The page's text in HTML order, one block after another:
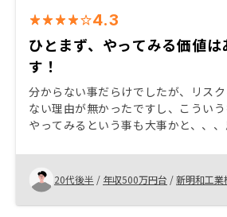
4.3
ひとまず、やってみる価値は
す！
分からない事だらけでしたが、リス
ない理由が無かったですし、こうい
やってみるという事も大事かと、、
直、初めはわからない事だらけで不
かし、その不安事項を一つずつ、理
済など様々な背景をもとに解説して
陰様で、全ての不安を取り除く事がで
想定されるリスクについても詳細に
20代後半 / 年収500万円台 /新明和工業